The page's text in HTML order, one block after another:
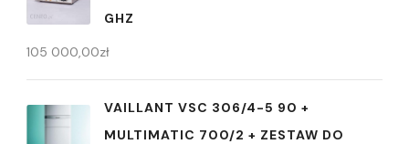
GHZ
105 000,00zł
VAILLANT VSC 306/4-5 90 +
MULTIMATIC 700/2 + ZESTAW DO